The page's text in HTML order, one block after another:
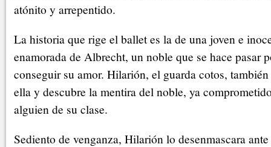
atónito y arrepentido.
La historia que rige el ballet es la de una joven e
enamorada de Albrecht, un noble que se hace pasar
conseguir su amor. Hilarión, el guarda cotos,
ella y descubre la mentira del noble, ya
alguien de su clase.
Sediento de venganza, Hilarión lo desenmascara